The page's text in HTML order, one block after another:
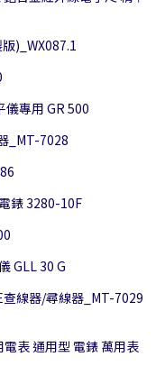
)_WX087.1
儀專用 GR 500
_MT-7028
錶 3280-10F
GLL 30 G
線器/尋線器_MT-7029
表 通用型 電錶 萬用表